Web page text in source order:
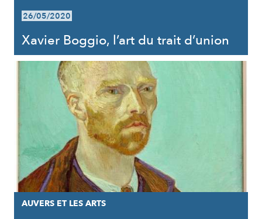
26/05/2020
Xavier Boggio, l’art du trait d’union
AUVERS ET LES ARTS